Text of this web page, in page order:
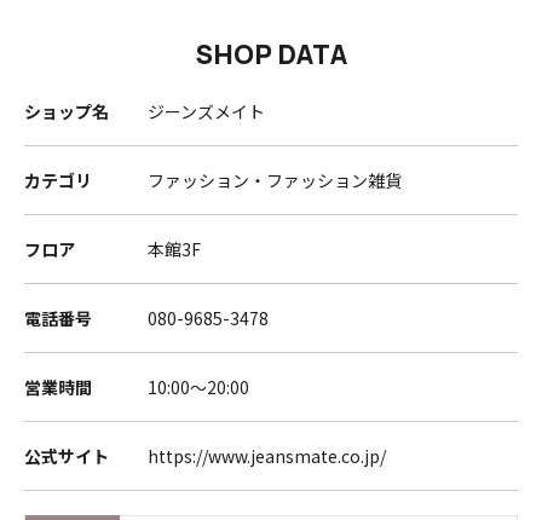
SHOP DATA
ショップ名 ジーンズメイト
カテゴリ ファッション・ファッション雑貨
フロア 本館3F
電話番号 080-9685-3478
営業時間 10:00～20:00
公式サイト https://www.jeansmate.co.jp/